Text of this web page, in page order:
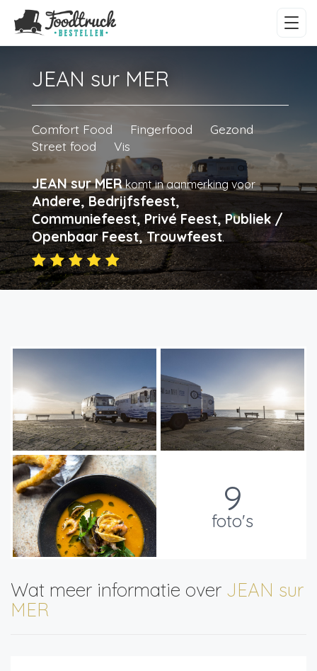
JEAN sur MER
Comfort Food Fingerfood
Gezond
Street food
Vis
JEAN sur MERkomt in aanmerking voor
Andere, Bedrijfsfeest,
Communiefeest, Privé Feest, Publiek /
Openbaar Feest, Trouwfeest.
9
foto's
Wat meer informatie over JEAN sur
MER